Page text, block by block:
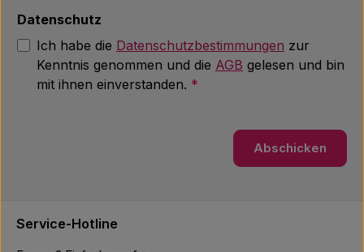
Datenschutz
Ich habe die Datenschutzbestimmungen zur
Kenntnis genommen und die AGB gelesen und bin
mit ihnen einverstanden. *
Abschicken
Service-Hotline